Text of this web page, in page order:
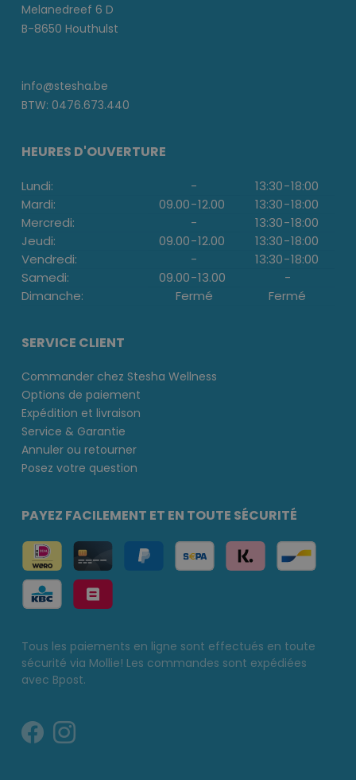
Melanedreef 6 D
B-8650 Houthulst
info@stesha.be
BTW: 0476.673.440
HEURES D'OUVERTURE
Lundi: - 13:30-18:00
Mardi:
09.00-12.00 13:30-18:00
Mercredi:
- 13:30-18:00
Jeudi:
09.00-12.00 13:30-18:00
Vendredi:
- 13:30-18:00
Samedi:
09.00-13.00
-
Dimanche:
Fermé Fermé
SERVICE CLIENT
Commander chez Stesha Wellness
Options de paiement
Expédition et livraison
Service & Garantie
Annuler ou retourner
Posez votre question
PAYEZ FACILEMENT ET EN TOUTE SÉCURITÉ
Tous les paiements en ligne sont effectués en toute
sécurité via Mollie! Les commandes sont expédiées
avec Bpost.